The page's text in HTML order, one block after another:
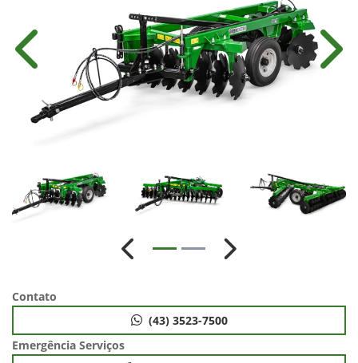
Anterior
Anterior Próximo
Contato
(43) 3523-7500
Emergência Serviços